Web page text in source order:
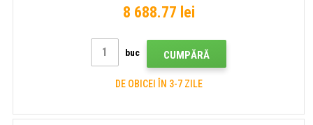
8 688.77 lei
buc CUMPĂRĂ
DE OBICEI ÎN 3-7 ZILE